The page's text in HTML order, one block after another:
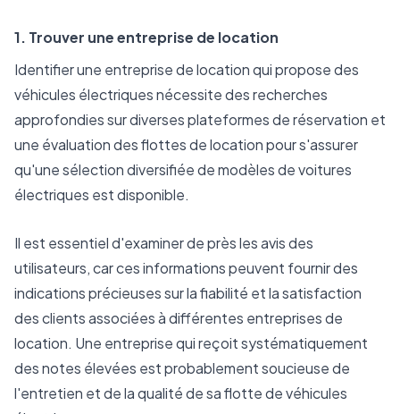
1. Trouver une entreprise de location
Identifier une entreprise de location qui propose des
véhicules électriques nécessite des recherches
approfondies sur diverses plateformes de réservation et
une évaluation des flottes de location pour s'assurer
qu'une sélection diversifiée de modèles de voitures
électriques est disponible.
Il est essentiel d'examiner de près les avis des
utilisateurs, car ces informations peuvent fournir des
indications précieuses sur la fiabilité et la satisfaction
des clients associées à différentes entreprises de
location. Une entreprise qui reçoit systématiquement
des notes élevées est probablement soucieuse de
l'entretien et de la qualité de sa flotte de véhicules